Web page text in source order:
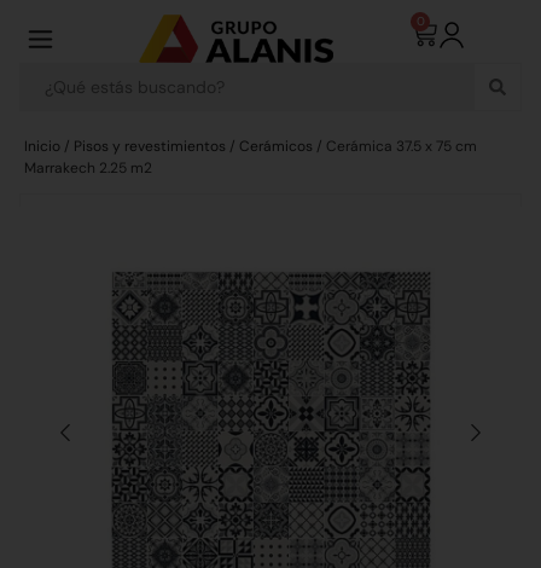
0
Inicio / Pisos y revestimientos / Cerámicos / Cerámica 37.5 x 75 cm
Marrakech 2.25 m2